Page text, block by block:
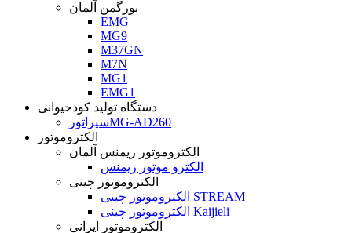
بورگمن آلمان
EMG
MG9
M37GN
M7N
MG1
EMG1
دستگاه تولید کودحیوانی
سپراتورMG-AD260
الکتروموتور
الکتروموتور زیمنس آلمان
الکترو موتور زیمنس
الکتروموتور چینی
الکتروموتور چینی STREAM
الکتروموتور چینی Kaijieli
الکتروموتور ایرانی